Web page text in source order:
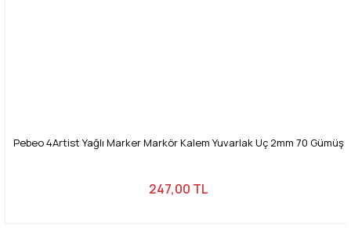
Pebeo 4Artist Yağlı Marker Markör Kalem Yuvarlak Uç 2mm 70 Gümüş
247,00 TL